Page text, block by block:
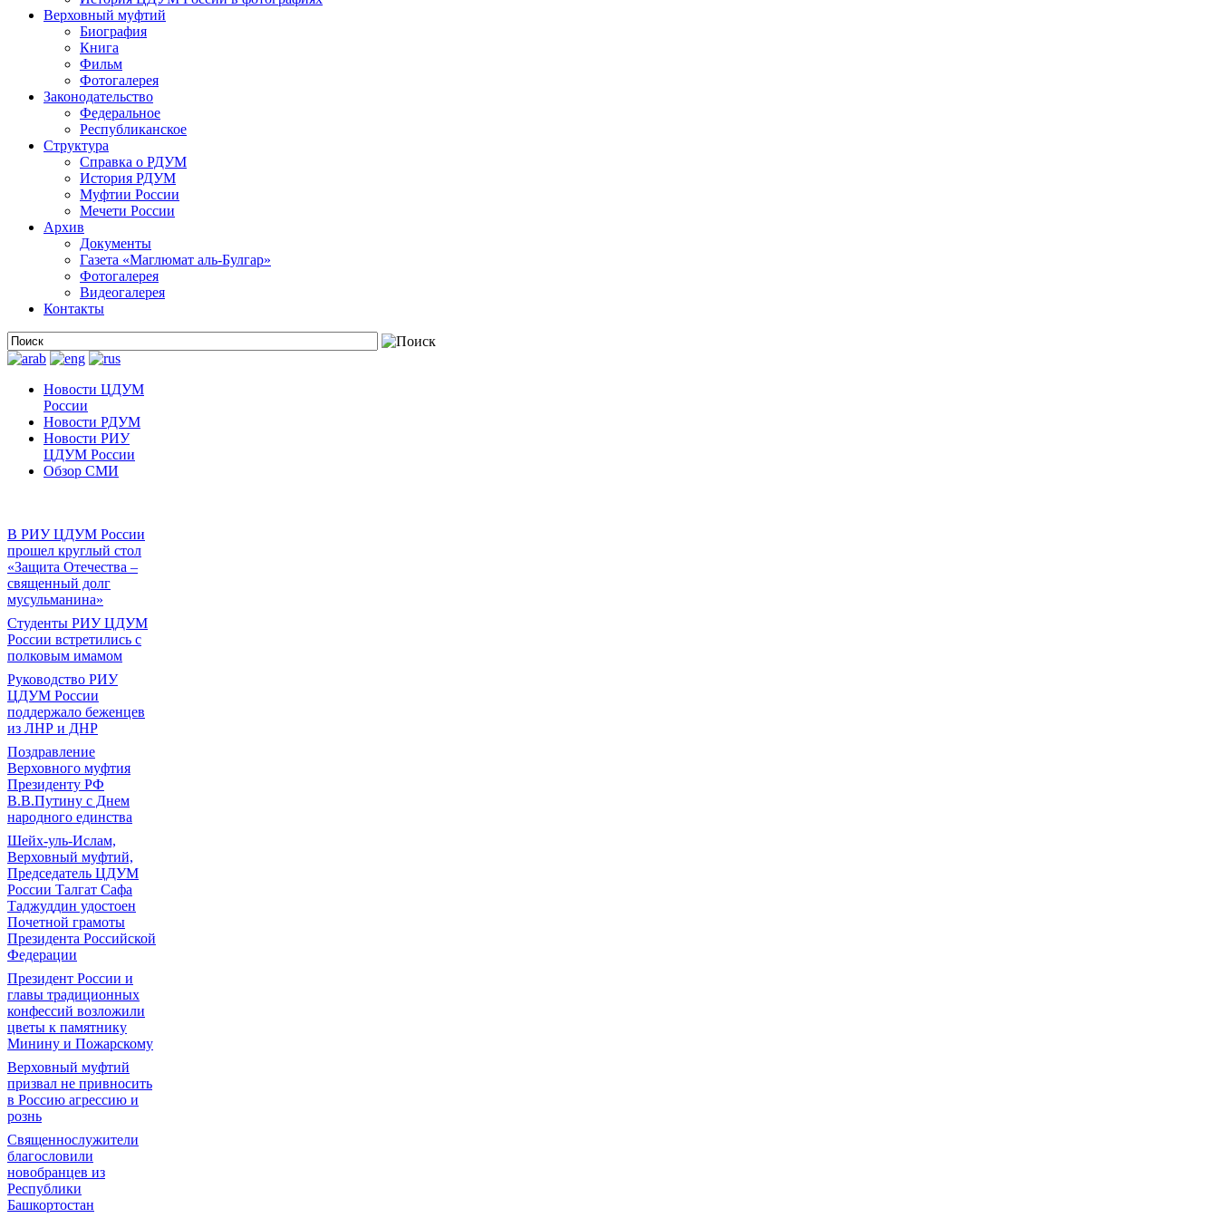
Верховный муфтий
Биография
Книга
Фильм
Фотогалерея
Законодательство
Федеральное
Республиканское
Структура
Справка о РДУМ
История РДУМ
Муфтии России
Мечети России
Архив
Документы
Газета «Маглюмат аль-Булгар»
Фотогалерея
Видеогалерея
Контакты
Новости ЦДУМ
России
Новости РДУМ
Новости РИУ
ЦДУМ России
Обзор СМИ
В РИУ ЦДУМ России
прошел круглый стол
«Защита Отечества –
священный долг
мусульманина»
Студенты РИУ ЦДУМ
России встретились с
полковым имамом
Руководство РИУ
ЦДУМ России
поддержало беженцев
из ЛНР и ДНР
Поздравление
Верховного муфтия
Президенту РФ
В.В.Путину с Днем
народного единства
Шейх-уль-Ислам,
Верховный муфтий,
Председатель ЦДУМ
России Талгат Сафа
Таджуддин удостоен
Почетной грамоты
Президента Российской
Федерации
Президент России и
главы традиционных
конфессий возложили
цветы к памятнику
Минину и Пожарскому
Верховный муфтий
призвал не привносить
в Россию агрессию и
рознь
Священнослужители
благословили
новобранцев из
Республики
Башкортостан